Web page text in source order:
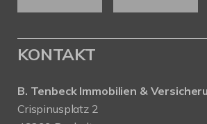
KONTAKT
B. Tenbeck Immobilien &
Crispinusplatz 2